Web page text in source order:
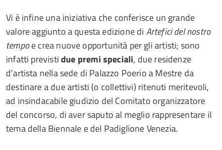
Vi è infine una iniziativa che conferisce un grande
valore aggiunto a questa edizione di Artefici del nostro
tempoe crea nuove opportunità per gli artisti; sono
infatti previstidue premi speciali, due residenze
d’artista nella sede di Palazzo Poerio a Mestre da
destinare a due artisti (o collettivi) ritenuti meritevoli,
ad insindacabile giudizio del Comitato organizzatore
del concorso, di aver saputo al meglio rappresentare il
tema della Biennale e del Padiglione Venezia.